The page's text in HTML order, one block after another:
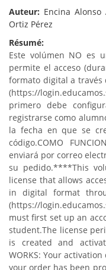
Auteur: Encina
Ortiz Pérez
Résumé:
Este volúmen NO es
permite el acceso
formato digital a través
(https://
primero debe
registrarse como
la fecha en que se
código.COMO
enviará por correo
su pedido.****This
license that allows
in digital format
(https://
must first set up an
student.The license
is created and
WORKS: Your
your order has been